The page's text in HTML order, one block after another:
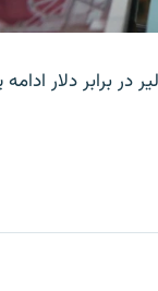
در برابر دلار